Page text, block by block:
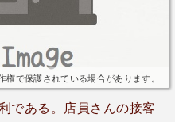
権で保護されている場合があります。
である。店員さんの接客